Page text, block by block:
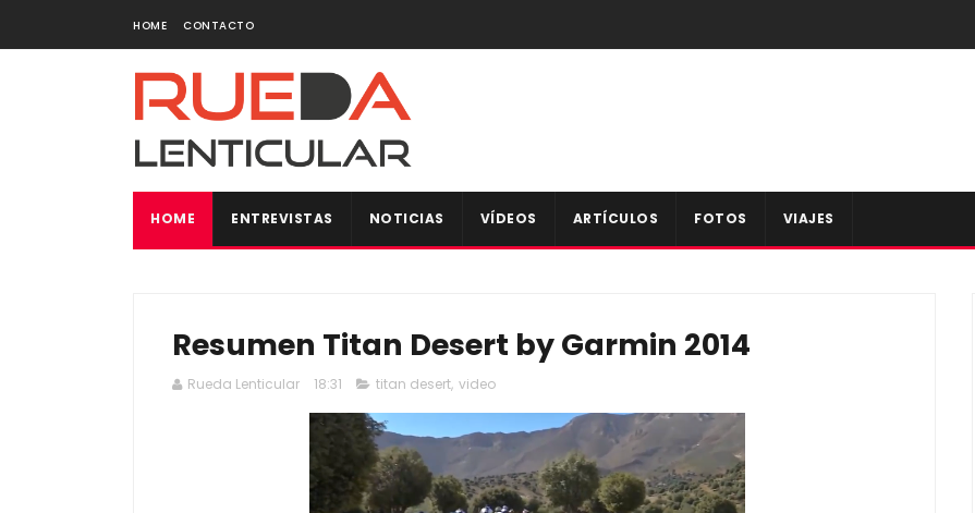
HOME CONTACTO
HOME ENTREVISTAS NOTICIAS VÍDEOS ARTÍCULOS FOTOS VIAJES
Resumen Titan Desert by Garmin 2014
Rueda Lenticular 18:31 titan desert, video